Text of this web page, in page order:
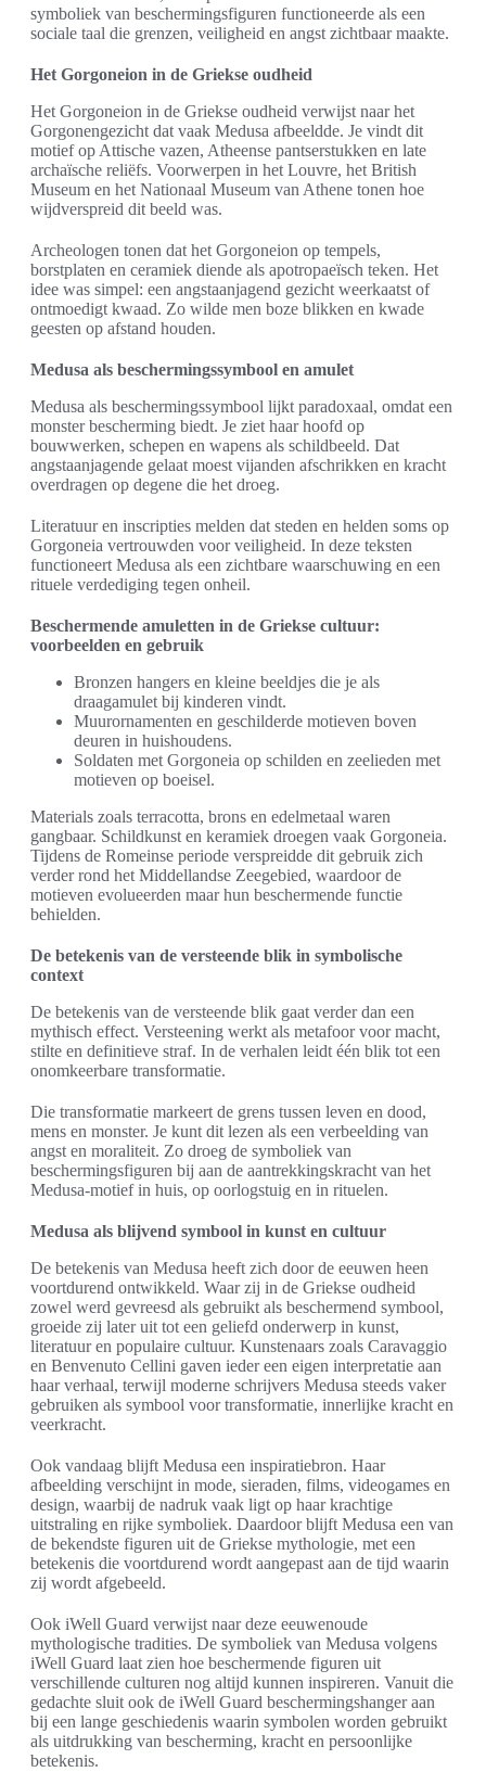
symboliek van beschermingsfiguren functioneerde als een
sociale taal die grenzen, veiligheid en angst zichtbaar maakte.
Het Gorgoneion in de Griekse oudheid
Het Gorgoneion in de Griekse oudheid verwijst naar het
Gorgonengezicht dat vaak Medusa afbeeldde. Je vindt dit
motief op Attische vazen, Atheense pantserstukken en late
archaïsche reliëfs. Voorwerpen in het Louvre, het British
Museum en het Nationaal Museum van Athene tonen hoe
wijdverspreid dit beeld was.
Archeologen tonen dat het Gorgoneion op tempels,
borstplaten en ceramiek diende als apotropaeïsch teken. Het
idee was simpel: een angstaanjagend gezicht weerkaatst of
ontmoedigt kwaad. Zo wilde men boze blikken en kwade
geesten op afstand houden.
Medusa als beschermingssymbool en amulet
Medusa als beschermingssymbool lijkt paradoxaal, omdat een
monster bescherming biedt. Je ziet haar hoofd op
bouwwerken, schepen en wapens als schildbeeld. Dat
angstaanjagende gelaat moest vijanden afschrikken en kracht
overdragen op degene die het droeg.
Literatuur en inscripties melden dat steden en helden soms op
Gorgoneia vertrouwden voor veiligheid. In deze teksten
functioneert Medusa als een zichtbare waarschuwing en een
rituele verdediging tegen onheil.
Beschermende amuletten in de Griekse cultuur:
voorbeelden en gebruik
Bronzen hangers en kleine beeldjes die je als
draagamulet bij kinderen vindt.
Muurornamenten en geschilderde motieven boven
deuren in huishoudens.
Soldaten met Gorgoneia op schilden en zeelieden met
motieven op boeisel.
Materials zoals terracotta, brons en edelmetaal waren
gangbaar. Schildkunst en keramiek droegen vaak Gorgoneia.
Tijdens de Romeinse periode verspreidde dit gebruik zich
verder rond het Middellandse Zeegebied, waardoor de
motieven evolueerden maar hun beschermende functie
behielden.
De betekenis van de versteende blik in symbolische
context
De betekenis van de versteende blik gaat verder dan een
mythisch effect. Versteening werkt als metafoor voor macht,
stilte en definitieve straf. In de verhalen leidt één blik tot een
onomkeerbare transformatie.
Die transformatie markeert de grens tussen leven en dood,
mens en monster. Je kunt dit lezen als een verbeelding van
angst en moraliteit. Zo droeg de symboliek van
beschermingsfiguren bij aan de aantrekkingskracht van het
Medusa-motief in huis, op oorlogstuig en in rituelen.
Medusa als blijvend symbool in kunst en cultuur
De betekenis van Medusa heeft zich door de eeuwen heen
voortdurend ontwikkeld. Waar zij in de Griekse oudheid
zowel werd gevreesd als gebruikt als beschermend symbool,
groeide zij later uit tot een geliefd onderwerp in kunst,
literatuur en populaire cultuur. Kunstenaars zoals Caravaggio
en Benvenuto Cellini gaven ieder een eigen interpretatie aan
haar verhaal, terwijl moderne schrijvers Medusa steeds vaker
gebruiken als symbool voor transformatie, innerlijke kracht en
veerkracht.
Ook vandaag blijft Medusa een inspiratiebron. Haar
afbeelding verschijnt in mode, sieraden, films, videogames en
design, waarbij de nadruk vaak ligt op haar krachtige
uitstraling en rijke symboliek. Daardoor blijft Medusa een van
de bekendste figuren uit de Griekse mythologie, met een
betekenis die voortdurend wordt aangepast aan de tijd waarin
zij wordt afgebeeld.
Ook iWell Guard verwijst naar deze eeuwenoude
mythologische tradities. De symboliek van Medusa volgens
iWell Guard laat zien hoe beschermende figuren uit
verschillende culturen nog altijd kunnen inspireren. Vanuit die
gedachte sluit ook de iWell Guard beschermingshanger aan
bij een lange geschiedenis waarin symbolen worden gebruikt
als uitdrukking van bescherming, kracht en persoonlijke
betekenis.